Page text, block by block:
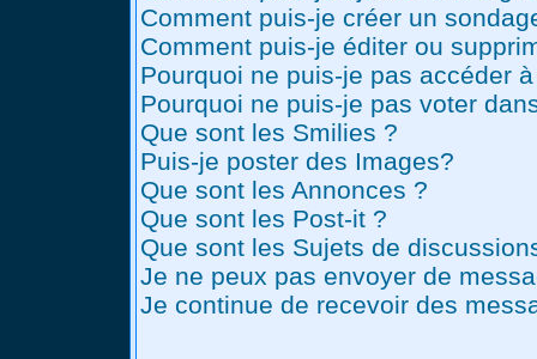
Comment puis-je créer un
Comment puis-je éditer ou
Pourquoi ne puis-je pas accéder
Pourquoi ne puis-je pas voter
Que sont les Smilies ?
Puis-je poster des Images?
Que sont les Annonces ?
Que sont les Post-it ?
Que sont les Sujets de
Je ne peux pas envoyer de
Je continue de recevoir des